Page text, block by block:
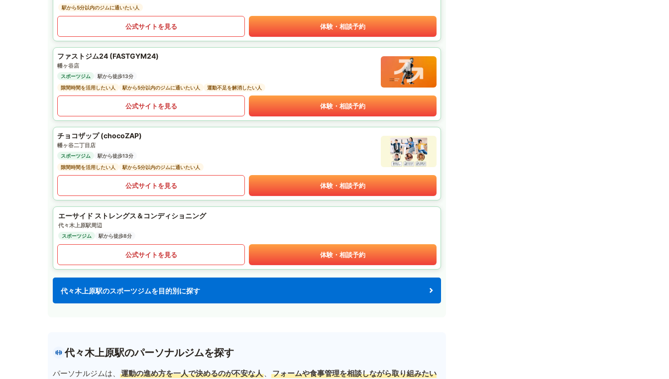
駅から5分以内のジムに通いたい人
公式サイトを見る 体験・相談予約
ファストジム24 (FASTGYM24)
幡ヶ谷店
スポーツジム
駅から徒歩13分
隙間時間を活用したい人
駅から5分以内のジムに通いたい人 運動不足を解消したい人
公式サイトを見る 体験・相談予約
チョコザップ (chocoZAP)
幡ヶ谷二丁目店
スポーツジム
駅から徒歩13分
隙間時間を活用したい人
駅から5分以内のジムに通いたい人
公式サイトを見る 体験・相談予約
エーサイド ストレングス＆コンディショニング
代々木上原駅周辺
スポーツジム 駅から徒歩8分
公式サイトを見る 体験・相談予約
代々木上原駅のスポーツジムを目的別に探す
代々木上原駅のパーソナルジムを探す
パーソナルジムは、 運動の進め方を一人で決めるのが不安な人 、
フォームや食事管理を相談しながら取り組みたい